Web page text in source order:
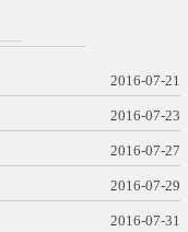
2016-07-21
2016-07-23
2016-07-27
2016-07-29
2016-07-31